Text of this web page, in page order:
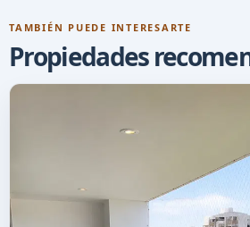
TAMBIÉN PUEDE INTERESARTE
Propiedades